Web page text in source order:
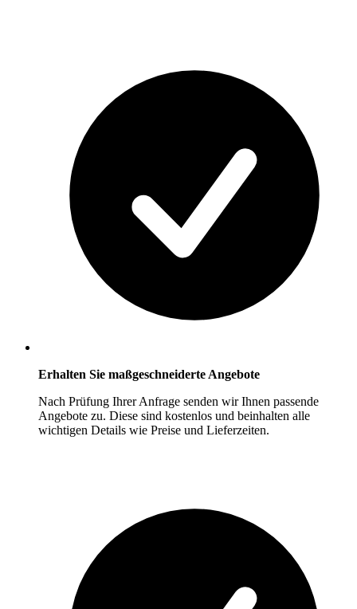
Erhalten Sie maßgeschneiderte Angebote
Nach Prüfung Ihrer Anfrage senden wir Ihnen passende
Angebote zu. Diese sind kostenlos und beinhalten alle
wichtigen Details wie Preise und Lieferzeiten.